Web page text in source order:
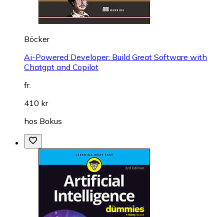
Böcker
Ai-Powered Developer: Build Great Software with
Chatgpt and Copilot
fr.
410 kr
hos Bokus